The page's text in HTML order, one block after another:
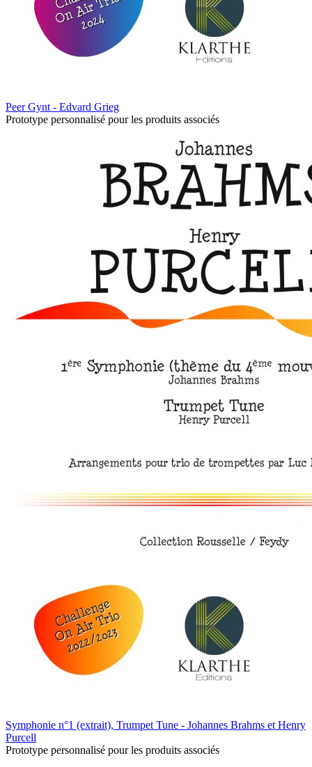
Peer Gynt - Edvard Grieg
Prototype personnalisé pour les produits associés
Symphonie n°1 (extrait), Trumpet Tune - Johannes Brahms et Henry
Purcell
Prototype personnalisé pour les produits associés